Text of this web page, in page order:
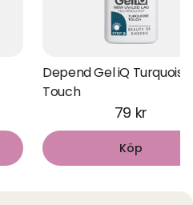
Depend Gel iQ Turquoise
Touch
79 kr
Köp